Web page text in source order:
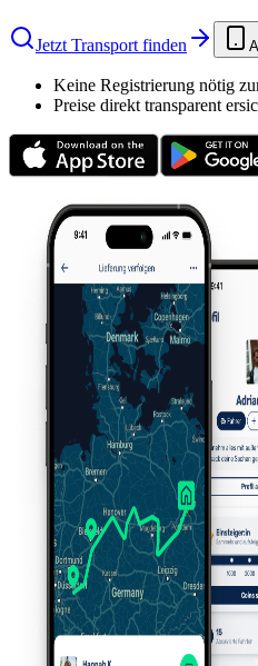
Jetzt Transport finden
Keine Registrierung nötig
Preise direkt transparent